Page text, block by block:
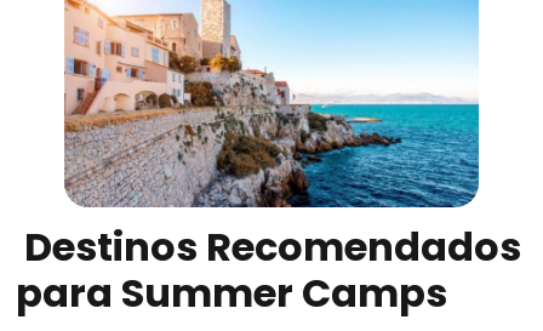
Destinos Recomendados
para Summer Camps